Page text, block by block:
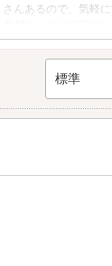
んあるので、気軽
人にも上るそうです
トを満喫したらラブ
点在しています。さ
標準